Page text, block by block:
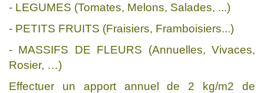
- LEGUMES (Tomates, Melons, Salades, ...)
- PETITS FRUITS (Fraisiers, Framboisiers...)
- MASSIFS DE FLEURS (Annuelles, Vivaces,
Rosier, …)
Effectuer un apport annuel de 2 kg/m2 de